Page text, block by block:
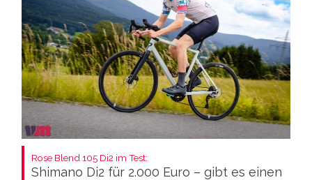
Rose Blend 105 Di2 im Test:
Shimano Di2 für 2.000 Euro – gibt es einen